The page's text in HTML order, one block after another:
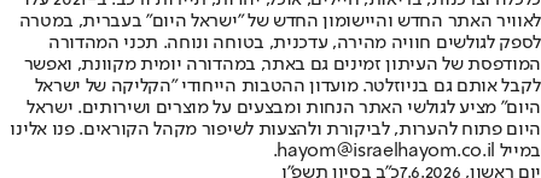
לאוויר האתר החדש והיישומון החדש של "ישראל היום" בעברית, במטרה
לספק לגולשים חוויה מהירה, עדכנית, בטוחה ונוחה. תכני המהדורה
המודפסת של העיתון זמינים גם באתר, במהדורה יומית מקוונת, ואפשר
לקבל אותם גם בניוזלטר. מועדון ההטבות הייחודי "הקליקה של ישראל
היום" מציע לגולשי האתר הנחות ומבצעים על מוצרים ושירותים. ישראל
היום פתוח להערות, לביקורת ולהצעות לשיפור מקהל הקוראים. פנו אלינו
במייל hayom@israelhayom.co.il.
יום ראשון, 7.6.2026
כ"ב בסיון תשפ"ו